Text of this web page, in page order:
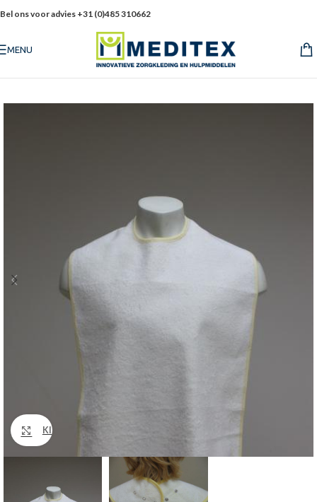
Bel ons voor advies +31 (0)485 310662
MENU
Klik om te vergroten